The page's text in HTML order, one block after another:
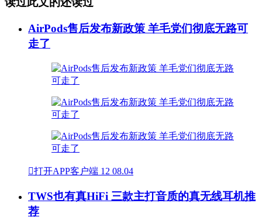
AirPods售后发布新政策 羊毛党们彻底无路可
走了
打开APP客户端 12 08.04
TWS也有真HiFi 三款主打音质的真无线耳机推
荐